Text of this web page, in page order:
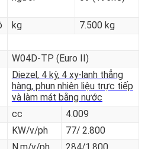
2.600
người 03 (195kG)
kg 7.500 kg
W04D-TP (Euro II)
Diezel, 4 kỳ, 4 xy-lanh thẳng
hàng, phun nhiên liệu trực tiếp
và làm mát bằng nước
cc
4.009